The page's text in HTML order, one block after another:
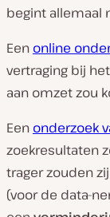
begint allemaal
Een online
vertraging bij
aan omzet zou
Een onderzoek
zoekresultaten
trager zouden
(voor de data-